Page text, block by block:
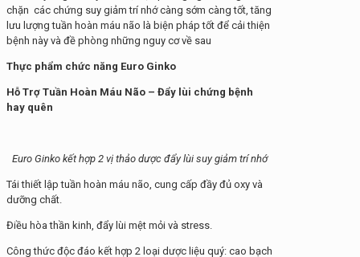
chặn các chứng suy giảm trí nhớ càng sớm càng tốt, tăng
lưu lượng tuần hoàn máu não là biện pháp tốt để cải thiện
bệnh này và đề phòng những nguy cơ về sau
Thực phẩm chức năng Euro Ginko
Hỗ Trợ Tuần Hoàn Máu Não – Đẩy lùi chứng bệnh
hay quên
Euro Ginko kết hợp 2 vị thảo dược đẩy lùi suy giảm trí nhớ
Tái thiết lập tuần hoàn máu não, cung cấp đầy đủ oxy và
dưỡng chất.
Điều hòa thần kinh, đẩy lùi mệt mỏi và stress.
Công thức độc đáo kết hợp 2 loại dược liệu quý: cao bạch